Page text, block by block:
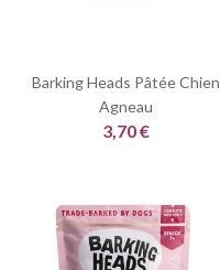
Barking Heads Pâtée Chien
Agneau
3,70 €